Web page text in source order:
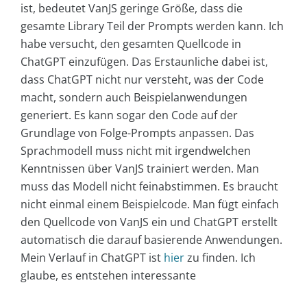
ist, bedeutet VanJS geringe Größe, dass die
gesamte Library Teil der Prompts werden kann. Ich
habe versucht, den gesamten Quellcode in
ChatGPT einzufügen. Das Erstaunliche dabei ist,
dass ChatGPT nicht nur versteht, was der Code
macht, sondern auch Beispielanwendungen
generiert. Es kann sogar den Code auf der
Grundlage von Folge-Prompts anpassen. Das
Sprachmodell muss nicht mit irgendwelchen
Kenntnissen über VanJS trainiert werden. Man
muss das Modell nicht feinabstimmen. Es braucht
nicht einmal einem Beispielcode. Man fügt einfach
den Quellcode von VanJS ein und ChatGPT erstellt
automatisch die darauf basierende Anwendungen.
Mein Verlauf in ChatGPT ist hierzu finden. Ich
glaube, es entstehen interessante